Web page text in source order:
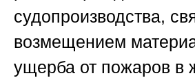
судопроизводства,
возмещением
ущерба от пожаров в